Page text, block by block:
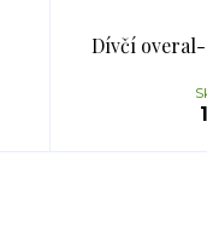
Dívčí overal-